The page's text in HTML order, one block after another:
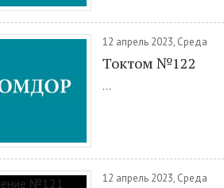
12 апрель 2023, Среда
Токтом №122
...
12 апрель 2023, Среда